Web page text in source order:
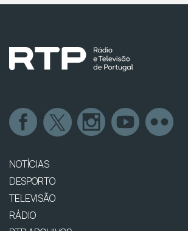
NOTÍCIAS
DESPORTO
TELEVISÃO
RÁDIO